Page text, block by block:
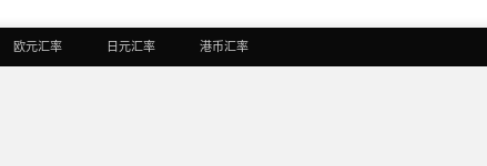
欧元汇率 日元汇率 港币汇率